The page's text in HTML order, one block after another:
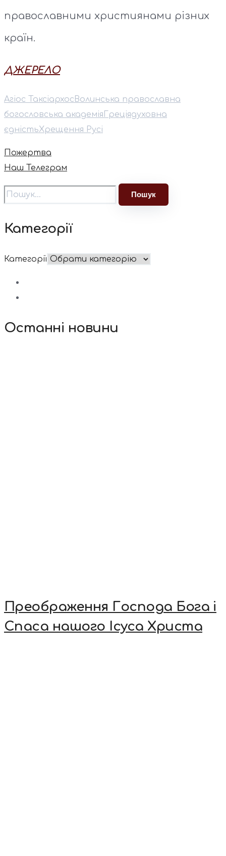
православними християнами різних
країн.
ДЖЕРЕЛО
Агіос Таксіархос Волинська православна
богословська академія Греціядуховна
єдністьХрещення Русі
Пожертва
Наш Телеграм
Категорії
Категорії
Останні новини
Преображення Господа Бога і
Спаса нашого Ісуса Христа